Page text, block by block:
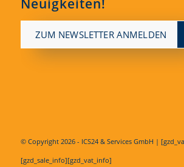
ZUM NEWSLETTER ANMELDEN
© Copyright 2026 - ICS24 & Services GmbH |
[gzd_sale_info][gzd_vat_info]